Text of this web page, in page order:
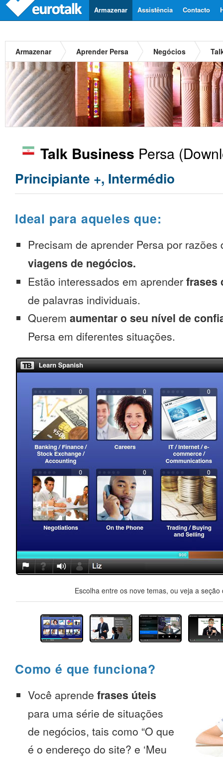
Contacto
Assistência
Armazenar
Armazenar Aprender Persa Negócios
Talk Business Persa
Principiante +, Intermédio
Ideal para aqueles que:
Precisam de aprender Persa por
viagens de negócios.
Estão interessados em aprender frases
de palavras individuais.
Querem aumentar o seu nível de
Persa em diferentes situações.
Escolha entre os nove temas, ou veja a
Como é que funciona?
Você aprende frases úteis
para uma série de situações
de negócios, tais como “O que
é o endereço do site? e ‘Meu